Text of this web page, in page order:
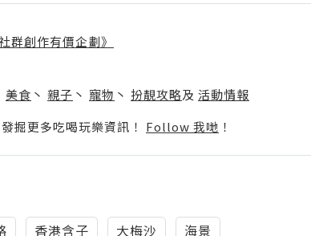
群創作有價企劃》
美食 丶 親子 丶 寵物 丶 扮靚攻略及 活動情報
掘更多吃喝玩樂資訊！ Follow 我哋 ！
香港含子 大梅沙 海景